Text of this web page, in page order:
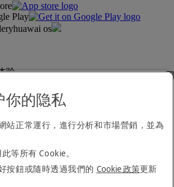
Play
huawai os
验。
你的隐私
站正常運行，進行分析和市場營銷，並為
等所有 Cookie。
按鈕或隨時透過我們的 Cookie 政策更新